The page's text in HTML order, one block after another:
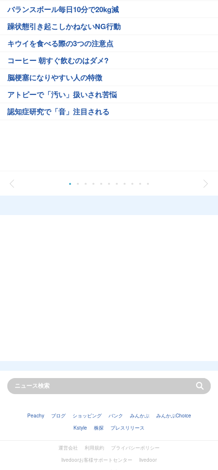
バランスボール毎日10分で20kg減
躁状態引き起こしかねないNG行動
キウイを食べる際の3つの注意点
コーヒー 朝すぐ飲むのはダメ?
脳梗塞になりやすい人の特徴
アトピーで「汚い」扱いされ苦悩
認知症研究で「音」注目される
Peachy ブログ ショッピング バンク みんかぶ
みんかぶChoice
Kstyle
株探 プレスリリース
運営会社 利用規約
プライバシーポリシー
livedoorお客様サポートセンター
livedoor